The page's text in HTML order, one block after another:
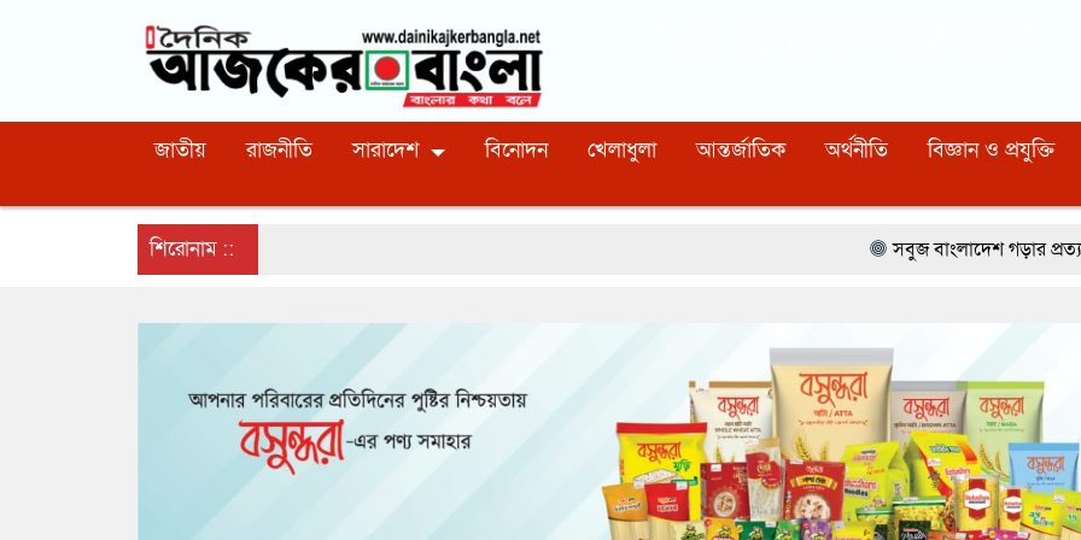
জাতীয় রাজনীতি সারাদেশ বিনোদন খেলাধুলা আন্তর্জাতিক অর্থনীতি বিজ্ঞান ও প্রযুক্তি
শিরোনাম :: সবুজ বাংলাদেশ গড়ার প্রত্যয়ে সিলেটে